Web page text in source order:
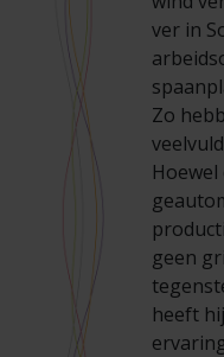
Veelgestelde vragen
ver in
Zo
geen
heeft